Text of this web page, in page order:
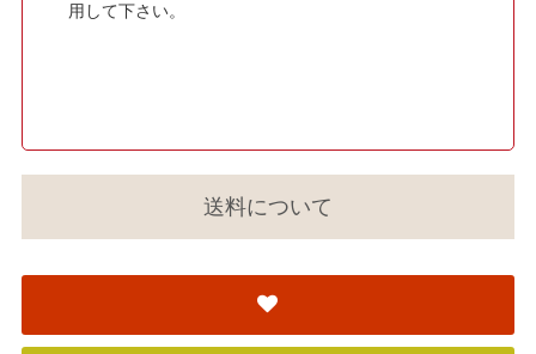
用して下さい。
送料について